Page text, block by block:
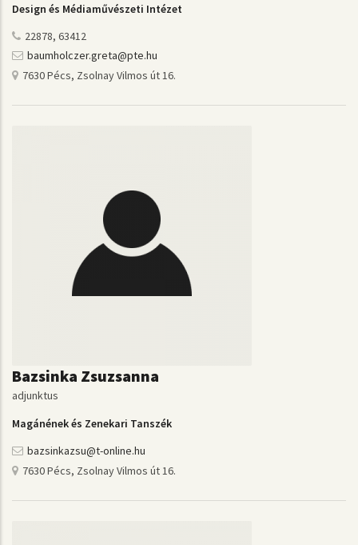
Design és Médiaművészeti Intézet
22878, 63412
baumholczer.greta@pte.hu
7630 Pécs, Zsolnay Vilmos út 16.
Bazsinka Zsuzsanna
adjunktus
Magánének és Zenekari Tanszék
bazsinkazsu@t-online.hu
7630 Pécs, Zsolnay Vilmos út 16.